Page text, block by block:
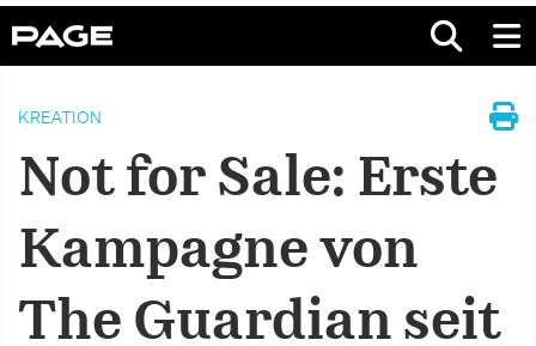
KREATION
Not for Sale: Erste
Kampagne von
The Guardian seit